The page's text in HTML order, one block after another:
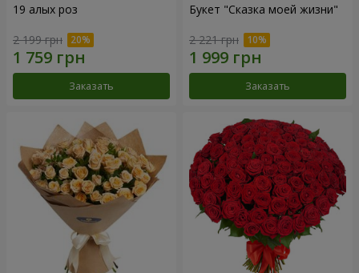
19 алых роз
2 199 грн
Заказать
Букет "Сказка моей жизни"
2 221 грн
Заказать